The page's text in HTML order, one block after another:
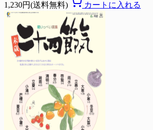
1,230円(送料無料) カートに入れる